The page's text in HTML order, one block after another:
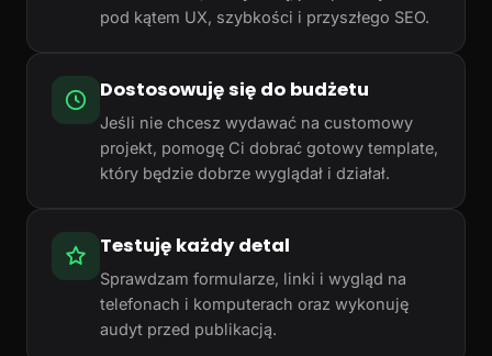
pod kątem UX, szybkości i przyszłego SEO.
Dostosowuję się do budżetu
Jeśli nie chcesz wydawać na customowy
projekt, pomogę Ci dobrać gotowy template,
który będzie dobrze wyglądał i działał.
Testuję każdy detal
Sprawdzam formularze, linki i wygląd na
telefonach i komputerach oraz wykonuję
audyt przed publikacją.